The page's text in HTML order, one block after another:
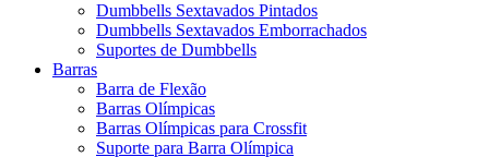
Dumbbells Sextavados Pintados
Dumbbells Sextavados Emborrachados
Suportes de Dumbbells
Barras
Barra de Flexão
Barras Olímpicas
Barras Olímpicas para Crossfit
Suporte para Barra Olímpica